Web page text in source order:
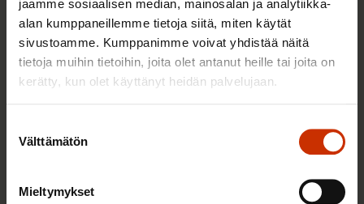
jaamme sosiaalisen median, mainosalan ja analytiikka-
alan kumppaneillemme tietoja siitä, miten käytät
sivustoamme. Kumppanimme voivat yhdistää näitä
tietoja muihin tietoihin, joita olet antanut heille tai joita on
kerätty, kun olet käyttänyt heidän palvelujaan.
valinta
Välttämätön
Mieltymykset
juristin vastaukset!
TASA-ARVO JA YHDENVERTAISUUS